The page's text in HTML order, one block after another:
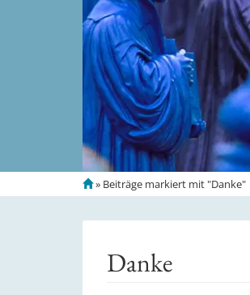
S
t
» Beiträge markiert mit "Danke"
Danke